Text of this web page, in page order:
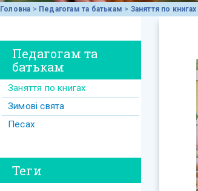
Головна > Педагогам та батькам > Заняття по книгах
Педагогам та
батькам
Заняття по книгах
Зимові свята
Песах
Теги